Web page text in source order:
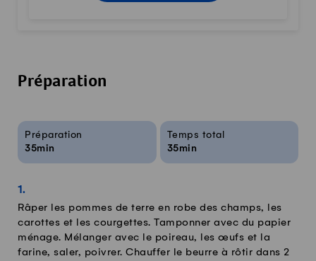
Préparation
Infos sur la recette
Préparation
35min
Temps total
35min
Râper les pommes de terre en robe des champs, les
carottes et les courgettes. Tamponner avec du papier
ménage. Mélanger avec le poireau, les œufs et la
farine, saler, poivrer. Chauffer le beurre à rôtir dans 2